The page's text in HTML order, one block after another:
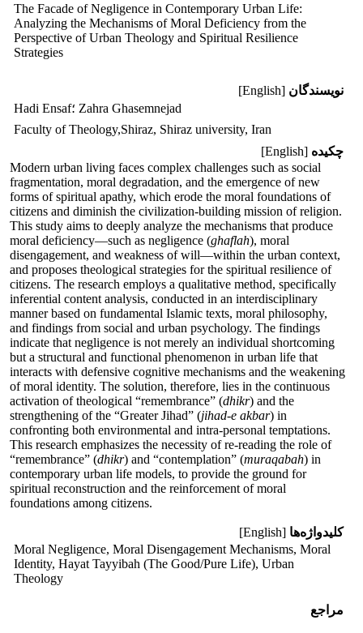
The Facade of Negligence in Contemporary Urban Life:
Analyzing the Mechanisms of Moral Deficiency from the
Perspective of Urban Theology and Spiritual Resilience
Strategies
نویسندگان [English]
Hadi Ensaf؛ Zahra Ghasemnejad
Faculty of Theology,Shiraz, Shiraz university, Iran
چکیده [English]
Modern urban living faces complex challenges such as social
fragmentation, moral degradation, and the emergence of new
forms of spiritual apathy, which erode the moral foundations of
citizens and diminish the civilization-building mission of religion.
This study aims to deeply analyze the mechanisms that produce
moral deficiency—such as negligence (ghaflah), moral
disengagement, and weakness of will—within the urban context,
and proposes theological strategies for the spiritual resilience of
citizens. The research employs a qualitative method, specifically
inferential content analysis, conducted in an interdisciplinary
manner based on fundamental Islamic texts, moral philosophy,
and findings from social and urban psychology. The findings
indicate that negligence is not merely an individual shortcoming
but a structural and functional phenomenon in urban life that
interacts with defensive cognitive mechanisms and the weakening
of moral identity. The solution, therefore, lies in the continuous
activation of theological “remembrance” (dhikr) and the
strengthening of the “Greater Jihad” (jihad-e akbar) in
confronting both environmental and intra-personal temptations.
This research emphasizes the necessity of re-reading the role of
“remembrance” (dhikr) and “contemplation” (muraqabah) in
contemporary urban life models, to provide the ground for
spiritual reconstruction and the reinforcement of moral
foundations among citizens.
کلیدواژه‌ها [English]
Moral Negligence, Moral Disengagement Mechanisms, Moral
Identity, Hayat Tayyibah (The Good/Pure Life), Urban
Theology
مراجع